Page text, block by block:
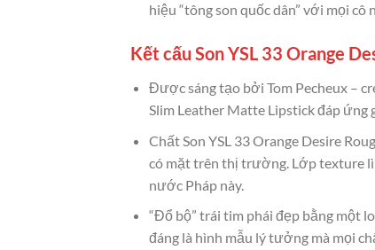
hiệu “tông son quốc dân” với mọi cô
Kết cấu Son YSL 33 Orange
Được sáng tạo bởi Tom Pecheux –
Slim Leather Matte Lipstick đáp
Chất Son YSL 33 Orange Desire
có mặt trên thị trường. Lớp texture lì
nước Pháp này.
“Đổ bộ” trái tim phái đẹp bằng một
đáng là hình mẫu lý tưởng mà mọi